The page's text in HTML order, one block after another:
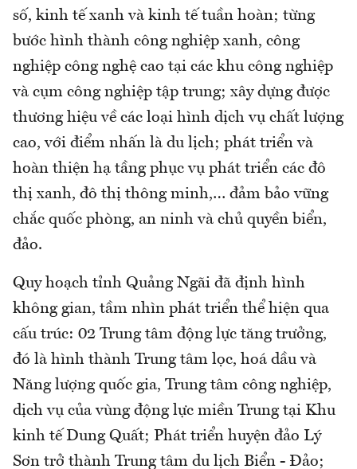
số, kinh tế xanh và kinh tế tuần hoàn; từng
bước hình thành công nghiệp xanh, công
nghiệp công nghệ cao tại các khu công nghiệp
và cụm công nghiệp tập trung; xây dựng được
thương hiệu về các loại hình dịch vụ chất lượng
cao, với điểm nhấn là du lịch; phát triển và
hoàn thiện hạ tầng phục vụ phát triển các đô
thị xanh, đô thị thông minh,… đảm bảo vững
chắc quốc phòng, an ninh và chủ quyền biển,
đảo.
Quy hoạch tỉnh Quảng Ngãi đã định hình
không gian, tầm nhìn phát triển thể hiện qua
cấu trúc: 02 Trung tâm động lực tăng trưởng,
đó là hình thành Trung tâm lọc, hoá dầu và
Năng lượng quốc gia, Trung tâm công nghiệp,
dịch vụ của vùng động lực miền Trung tại Khu
kinh tế Dung Quất; Phát triển huyện đảo Lý
Sơn trở thành Trung tâm du lịch Biển - Đảo;